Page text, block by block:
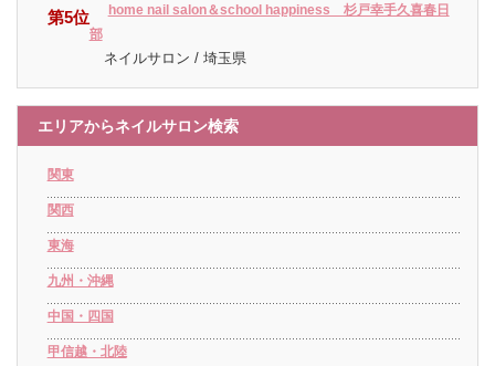
第5位
home nail salon＆school happiness 杉戸幸手久喜春日
部
ネイルサロン / 埼玉県
エリアからネイルサロン検索
関東
関西
東海
九州・沖縄
中国・四国
甲信越・北陸